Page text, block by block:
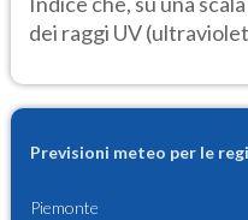
dei raggi UV
Previsioni meteo per le
Piemonte